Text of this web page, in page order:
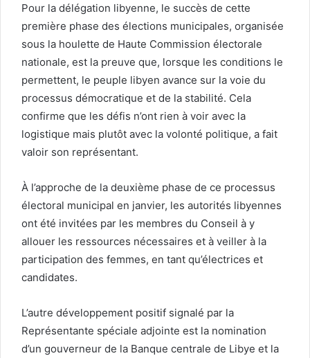
Pour la délégation libyenne, le succès de cette
première phase des élections municipales, organisée
sous la houlette de Haute Commission électorale
nationale, est la preuve que, lorsque les conditions le
permettent, le peuple libyen avance sur la voie du
processus démocratique et de la stabilité. Cela
confirme que les défis n’ont rien à voir avec la
logistique mais plutôt avec la volonté politique, a fait
valoir son représentant.
À l’approche de la deuxième phase de ce processus
électoral municipal en janvier, les autorités libyennes
ont été invitées par les membres du Conseil à y
allouer les ressources nécessaires et à veiller à la
participation des femmes, en tant qu’électrices et
candidates.
L’autre développement positif signalé par la
Représentante spéciale adjointe est la nomination
d’un gouverneur de la Banque centrale de Libye et la